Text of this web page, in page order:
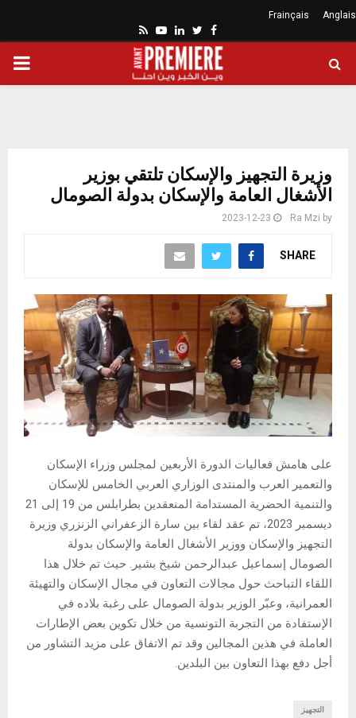
Anglais
Frainçais
Facebook
Twitter
Linkedin
Youtube
Rss
وزيرة التجهيز والإسكان تلتقي بوزير
الأشغال العامة والإسكان بدولة الصومال
by
Ra Mzi
2023-12-23
SHARE
على هامش فعاليات الدورة الأربعين لمجلس وزراء الإسكان
والتعمير العرب والمنتدى الوزاري العربي الخامس للإسكان
والتنمية الحضرية المستدامة المنعقدين بطرابلس من 19 إلى 21
ديسمبر 2023، تم عقد لقاء بين سارة الزعفراني الزنزري وزيرة
التجهيز والإسكان ووزير الأشغال العامة والإسكان بدولة
الصومال إسماعيل عبدالرحمن شيخ بشير. حيث تم خلال هذا
اللقاء التباحث حول مجالات التعاون في مجال الإسكان والتهيئة
العمرانية، وعبّر الوزير بدولة الصومال على رغبة بلاده في
الإستفادة من التجربة التونسية من خلال تكوين بعض الإطارات
العاملة في هذين المجالين وقد تم الاتفاق على مزيد التشاور من
أجل دفع بهذا التعاون بين البلدين.
التجهيز